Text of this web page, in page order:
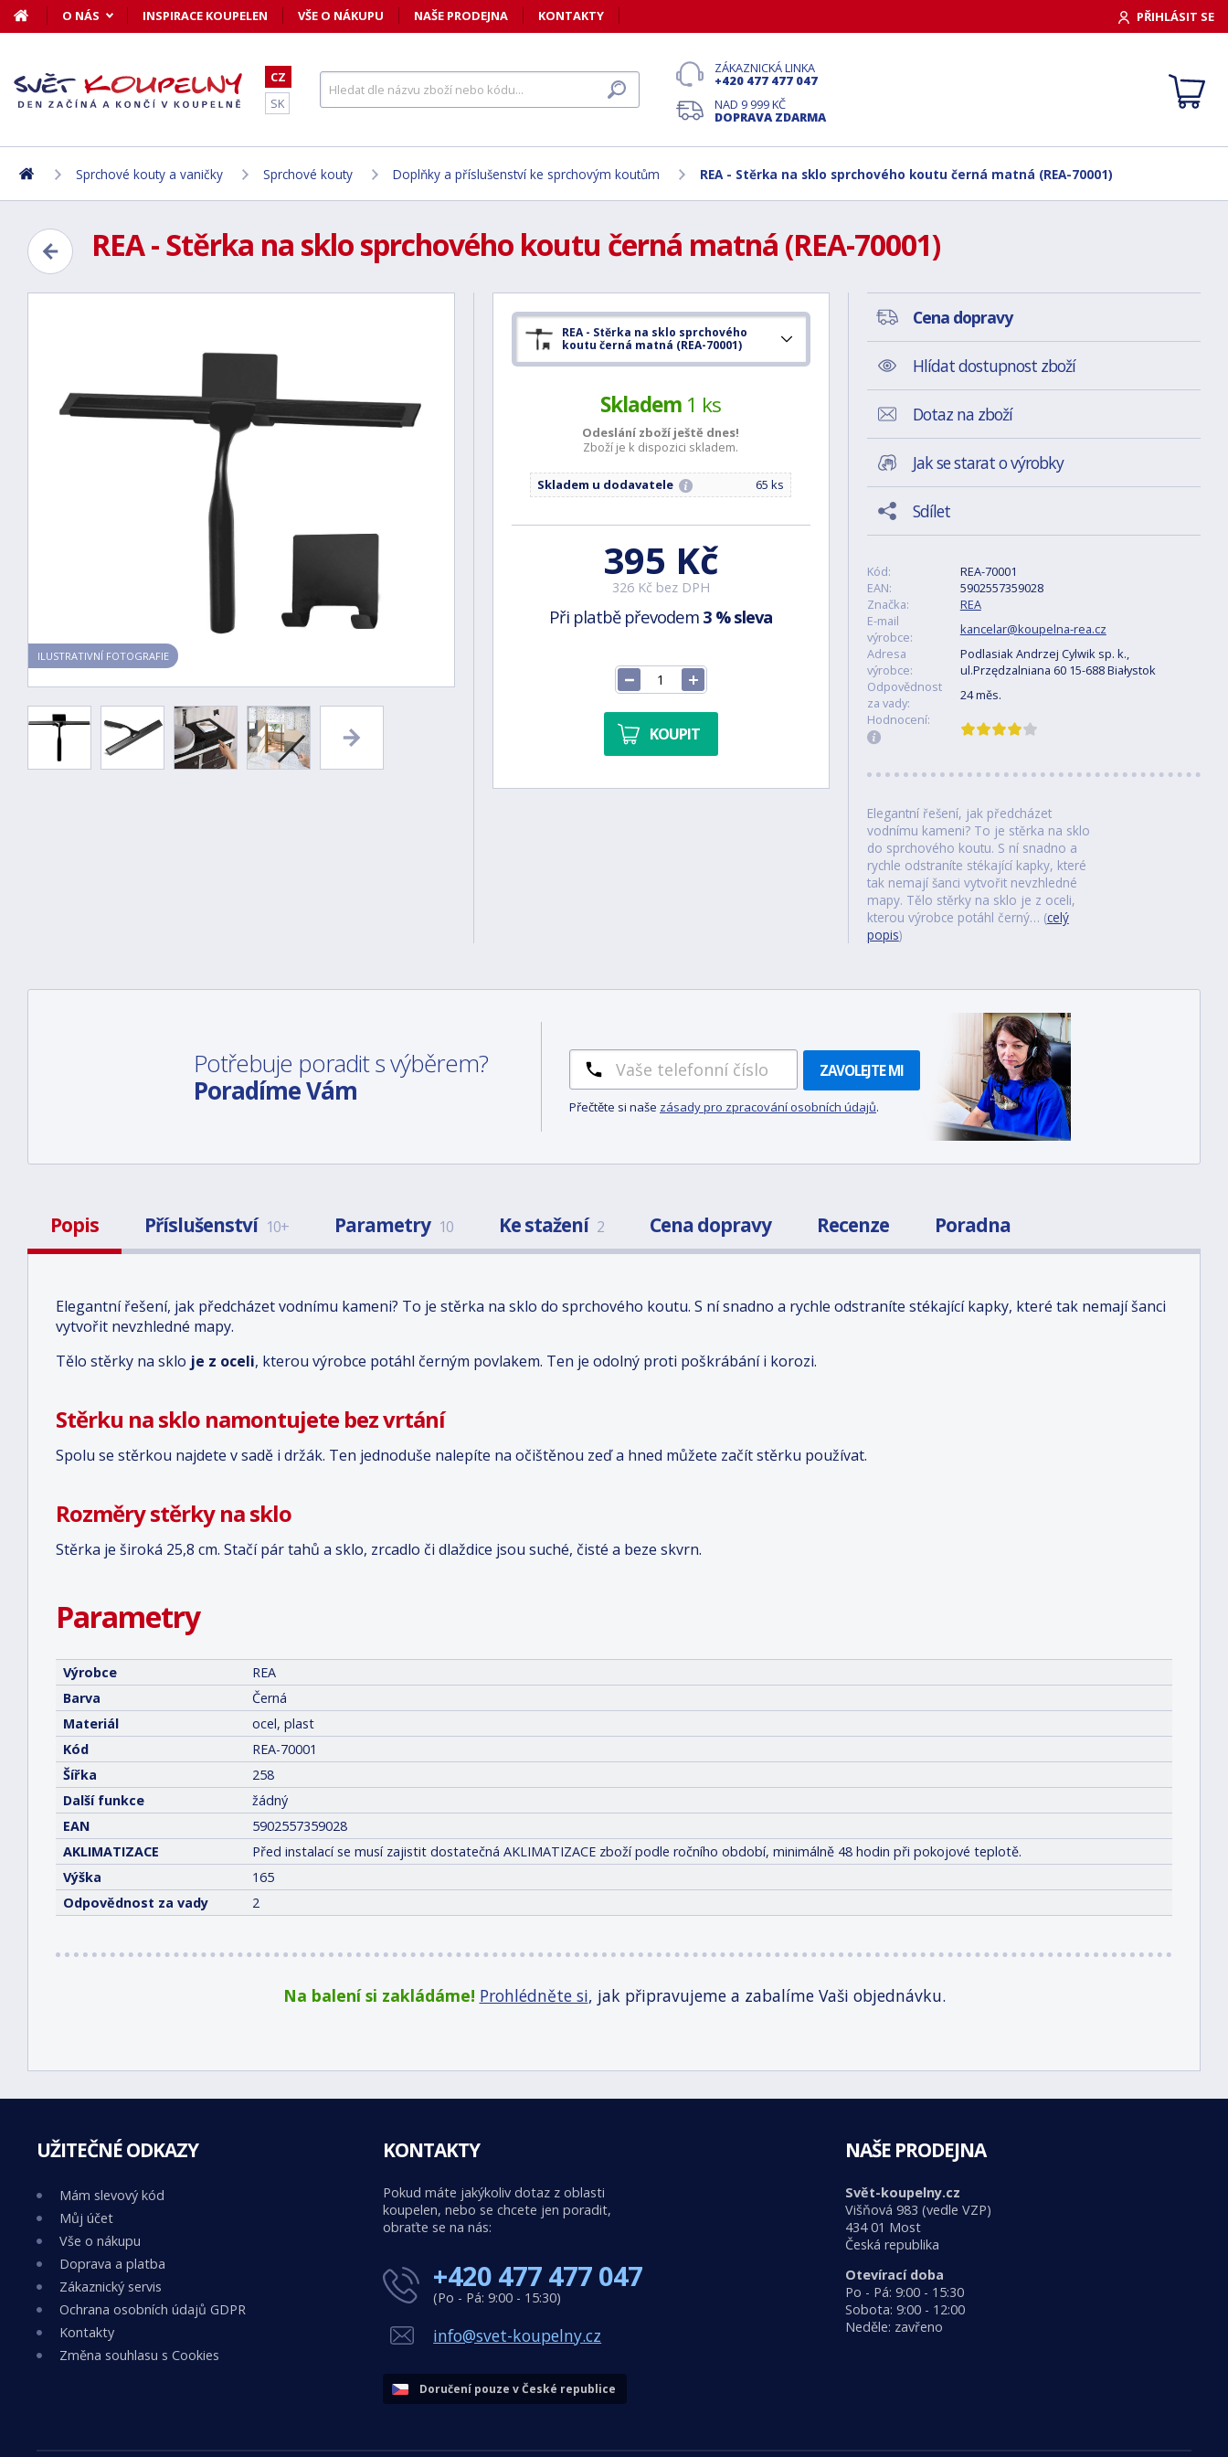
O NÁS INSPIRACE KOUPELEN VŠE O NÁKUPU NAŠE PRODEJNA KONTAKTY PŘIHLÁSIT SE
CZ
SK
ZÁKAZNICKÁ LINKA
+420 477 477 047
NAD 9 999 KČ
DOPRAVA ZDARMA
Sprchové kouty a vaničky Sprchové kouty Doplňky a příslušenství ke sprchovým koutům REA - Stěrka na sklo sprchového koutu černá matná (REA-70001)
REA - Stěrka na sklo sprchového koutu černá matná (REA-70001)
ILUSTRATIVNÍ FOTOGRAFIE
REA - Stěrka na sklo sprchového
koutu černá matná (REA-70001)
Skladem 1 ks
Odeslání zboží ještě dnes!
Zboží je k dispozici skladem.
Skladem u dodavatele 65 ks
395 Kč
326 Kč bez DPH
Při platbě převodem 3 % sleva
KOUPIT
Cena dopravy
Hlídat dostupnost zboží
Dotaz na zboží
Jak se starat o výrobky
Sdílet
Kód:
REA-70001
EAN:
5902557359028
Značka:
REA
E-mail
výrobce:
kancelar@koupelna-rea.cz
Adresa
výrobce:
Podlasiak Andrzej Cylwik sp. k.,
ul.Przędzalniana 60 15-688 Białystok
Odpovědnost
za vady:
24 měs.
Hodnocení:
Elegantní řešení, jak předcházet
vodnímu kameni? To je stěrka na sklo
do sprchového koutu. S ní snadno a
rychle odstraníte stékající kapky, které
tak nemají šanci vytvořit nevzhledné
mapy. Tělo stěrky na sklo je z oceli,
kterou výrobce potáhl černý… (celý
popis)
Potřebuje poradit s výběrem?
Poradíme Vám
ZAVOLEJTE MI
Přečtěte si naše zásady pro zpracování osobních údajů.
Popis Příslušenství 10+ Parametry 10 Ke stažení 2 Cena dopravy Recenze Poradna
Elegantní řešení, jak předcházet vodnímu kameni? To je stěrka na sklo do sprchového koutu. S ní snadno a rychle odstraníte stékající kapky, které tak nemají šanci
vytvořit nevzhledné mapy.
Tělo stěrky na sklo je z oceli, kterou výrobce potáhl černým povlakem. Ten je odolný proti poškrábání i korozi.
Stěrku na sklo namontujete bez vrtání
Spolu se stěrkou najdete v sadě i držák. Ten jednoduše nalepíte na očištěnou zeď a hned můžete začít stěrku používat.
Rozměry stěrky na sklo
Stěrka je široká 25,8 cm. Stačí pár tahů a sklo, zrcadlo či dlaždice jsou suché, čisté a beze skvrn.
Parametry
Výrobce
REA
Barva
Černá
Materiál
ocel, plast
Kód
REA-70001
Šířka
258
Další funkce
žádný
EAN
5902557359028
AKLIMATIZACE
Před instalací se musí zajistit dostatečná AKLIMATIZACE zboží podle ročního období, minimálně 48 hodin při pokojové teplotě.
Výška
165
Odpovědnost za vady
2
Na balení si zakládáme! Prohlédněte si, jak připravujeme a zabalíme Vaši objednávku.
UŽITEČNÉ ODKAZY
Mám slevový kód
Můj účet
Vše o nákupu
Doprava a platba
Zákaznický servis
Ochrana osobních údajů GDPR
Kontakty
Změna souhlasu s Cookies
KONTAKTY
Pokud máte jakýkoliv dotaz z oblasti
koupelen, nebo se chcete jen poradit,
obraťte se na nás:
+420 477 477 047
(Po - Pá: 9:00 - 15:30)
info@svet-koupelny.cz
Doručení pouze v České republice
NAŠE PRODEJNA
Svět-koupelny.cz
Višňová 983 (vedle VZP)
434 01 Most
Česká republika
Otevírací doba
Po - Pá: 9:00 - 15:30
Sobota: 9:00 - 12:00
Neděle: zavřeno